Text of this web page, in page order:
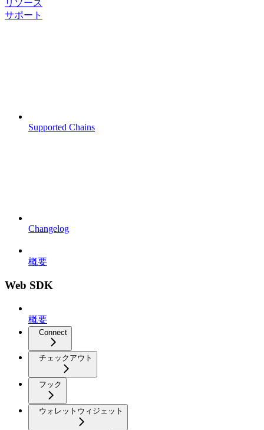
リソース
サポート
Supported Chains
Changelog
概要
Web SDK
概要
Connect
チェックアウト
フック
ウォレットウィジェット